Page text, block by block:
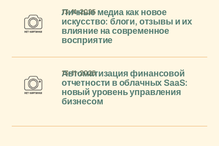
Личные медиа как новое
искусство: блоги, отзывы и их
влияние на современное
восприятие
13-11-2025
Автоматизация финансовой
отчетности в облачных SaaS:
новый уровень управления
бизнесом
13-11-2025